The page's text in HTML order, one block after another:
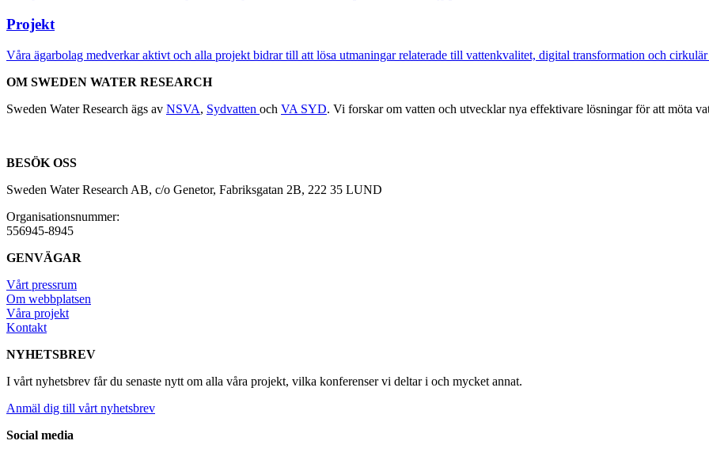
Projekt
Våra ägarbolag medverkar aktivt och alla projekt bidrar till att lösa utmaningar relaterade till vattenkvalitet, digital transformation och
OM SWEDEN WATER RESEARCH
Sweden Water Research ägs av NSVA, Sydvatten och VA SYD. Vi forskar om vatten och utvecklar nya effektivare lösningar för att möta
BESÖK OSS
Sweden Water Research AB, c/o Genetor, Fabriksgatan 2B, 222 35 LUND
Organisationsnummer:
556945-8945
GENVÄGAR
Vårt pressrum
Om webbplatsen
Våra projekt
Kontakt
NYHETSBREV
I vårt nyhetsbrev får du senaste nytt om alla våra projekt, vilka konferenser vi deltar i och mycket annat.
Anmäl dig till vårt nyhetsbrev
Social media